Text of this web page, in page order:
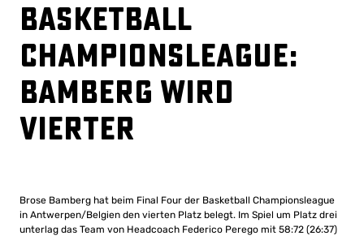
Basketball
Championsleague:
Bamberg wird
Vierter
Brose Bamberg hat beim Final Four der Basketball Championsleague
in Antwerpen/Belgien den vierten Platz belegt. Im Spiel um Platz drei
unterlag das Team von Headcoach Federico Perego mit 58:72 (26:37)